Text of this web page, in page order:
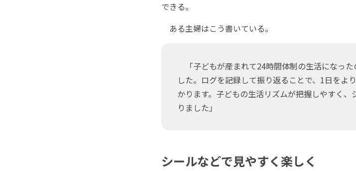
できる。
ある主婦はこう書いている。
「子どもが産まれて24時間体制の生活になっ
した。ログを記録して振り返ることで、1日をよ
かります。子どもの生活リズムが把握しやすく
りました」
シールなどで見やすく楽しく